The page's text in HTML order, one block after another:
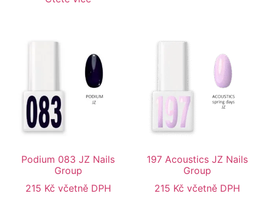
Podium 083 JZ Nails
Group
215 Kč včetně DPH
197 Acoustics JZ Nails
Group
215 Kč včetně DPH